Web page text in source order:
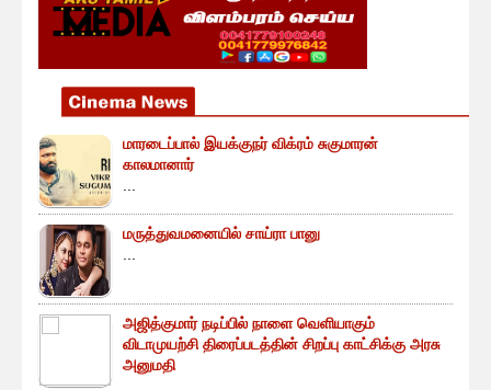
மாரடைப்பால் இயக்குநர் விக்ரம் சுகுமாரன்
காலமானார்
மருத்துவமனையில் சாய்ரா பானு
அஜித்குமார் நடிப்பில் நாளை வெளியாகும்
விடாமுயற்சி திரைப்படத்தின் சிறப்பு காட்சிக்கு அரசு
அனுமதி